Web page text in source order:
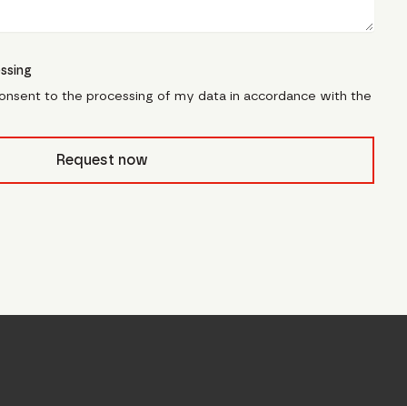
to the processing of my data in accordance with the
Request now